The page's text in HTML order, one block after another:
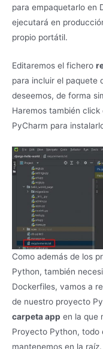
para empaquetarlo en
ejecutará en
propio portátil.
Editaremos el fichero
para incluir el paquete
deseemos, de forma
Haremos también
PyCharm para
Como además de los
Python, también
Dockerfiles, vamos a
de nuestro proyecto
carpeta app en la que
Proyecto Python, todo
mantenemos en la